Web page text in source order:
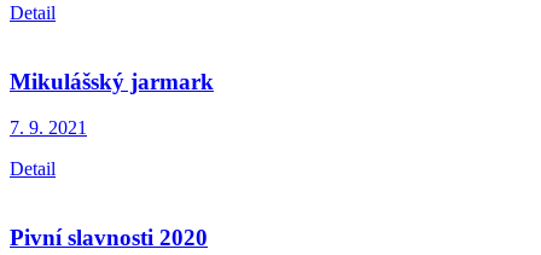
Detail
Mikulášský jarmark
7. 9. 2021
Detail
Pivní slavnosti 2020